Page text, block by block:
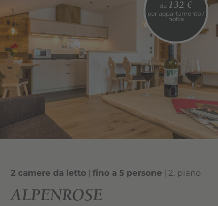
2 camere da letto |fino a 5 persone | 2. piano
ALPENROSE
da 132 €
per appartamento /
notte